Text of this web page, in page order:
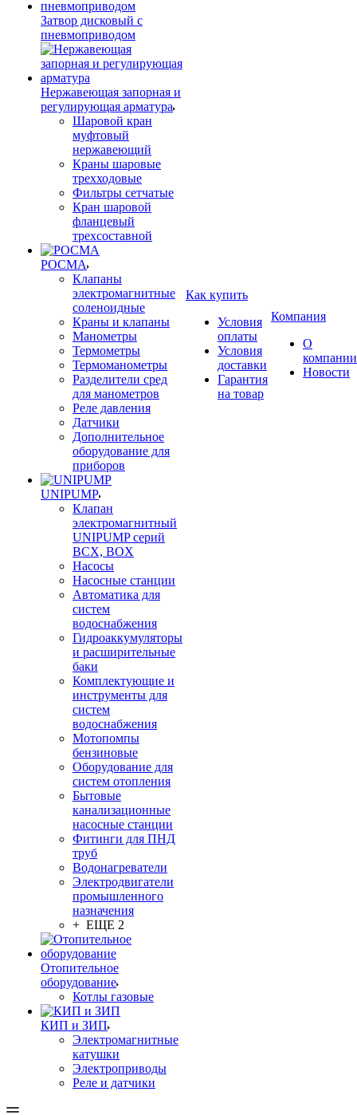
Затвор дисковый с
пневмоприводом
Нержавеющая запорная и
регулирующая арматура
Шаровой кран
муфтовый
нержавеющий
Краны шаровые
трехходовые
Фильтры сетчатые
Кран шаровой
фланцевый
трехсоставной
РОСМА
Клапаны
электромагнитные
соленоидные
Краны и клапаны
Манометры
Термометры
Термоманометры
Разделители сред
для манометров
Реле давления
Датчики
Дополнительное
оборудование для
приборов
UNIPUMP
Клапан
электромагнитный
UNIPUMP серий
BCX, BOX
Насосы
Насосные станции
Автоматика для
систем
водоснабжения
Гидроаккумуляторы
и расширительные
баки
Комплектующие и
инструменты для
систем
водоснабжения
Мотопомпы
бензиновые
Оборудование для
систем отопления
Бытовые
канализационные
насосные станции
Фитинги для ПНД
труб
Водонагреватели
Электродвигатели
промышленного
назначения
+ ЕЩЕ 2
Отопительное
оборудование
Котлы газовые
КИП и ЗИП
Электромагнитные
катушки
Электроприводы
Реле и датчики
Как купить
Условия
оплаты
Условия
доставки
Гарантия
на товар
Компания
О
компании
Новости